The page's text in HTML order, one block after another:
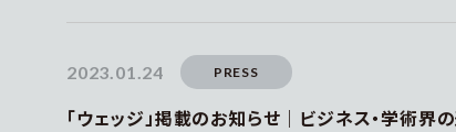
2023.01.24 PRESS
「ウェッジ」掲載のお知らせ｜ビジネス・学術界